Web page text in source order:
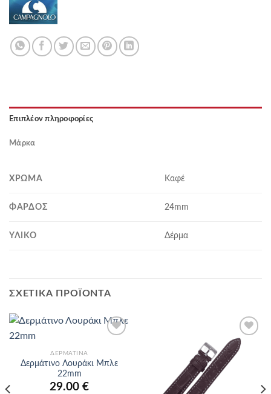
Επιπλέον πληροφορίες
Μάρκα
ΧΡΏΜΑ Καφέ
ΦΆΡΔΟΣ 24mm
ΥΛΙΚΌ Δέρμα
ΣΧΕΤΙΚΆ ΠΡΟΪΌΝΤΑ
αγαπημένα
ΔΕΡΜΆΤΙΝΑ
Δερμάτινο Λουράκι Μπλε
22mm
29.00 €
Προσθήκη
στα
αγαπημένα